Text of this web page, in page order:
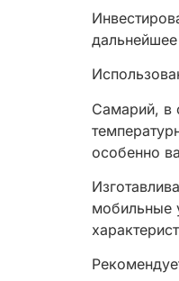
Самарий, в
особенно
мобильные